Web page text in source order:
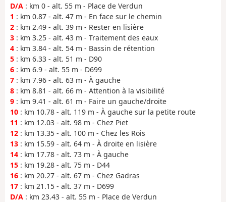
D/A : km 0 - alt. 55 m - Place de Verdun
1 : km 0.87 - alt. 47 m - En face sur le chemin
2 : km 2.49 - alt. 39 m - Rester en lisière
3 : km 3.25 - alt. 43 m - Traitement des eaux
4 : km 3.84 - alt. 54 m - Bassin de rétention
5 : km 6.33 - alt. 51 m - D90
6 : km 6.9 - alt. 55 m - D699
7 : km 7.96 - alt. 63 m - À gauche
8 : km 8.81 - alt. 66 m - Attention à la visibilité
9 : km 9.41 - alt. 61 m - Faire un gauche/droite
10 : km 10.78 - alt. 119 m - À gauche sur la petite route
11 : km 12.03 - alt. 98 m - Chez Piet
12 : km 13.35 - alt. 100 m - Chez les Rois
13 : km 15.59 - alt. 64 m - À droite en lisière
14 : km 17.78 - alt. 73 m - À gauche
15 : km 19.28 - alt. 75 m - D44
16 : km 20.27 - alt. 67 m - Chez Gadras
17 : km 21.15 - alt. 37 m - D699
D/A : km 23.43 - alt. 55 m - Place de Verdun